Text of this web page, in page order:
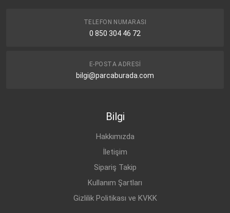
TELEFON NUMARASI
0 850 304 46 72
E-POSTA ADRESI
bilgi@parcaburada.com
Bilgi
Hakkımızda
İletişim
Sipariş Takip
Kullanım Şartları
Gizlilik Politikası ve KVKK